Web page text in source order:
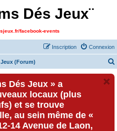
Dés Jeux¨
facebook-events
Connexion
Inscription
(Forum)
Dés Jeux » a
locaux (plus
et se trouve
au sein même de «
14 Avenue de Laon,